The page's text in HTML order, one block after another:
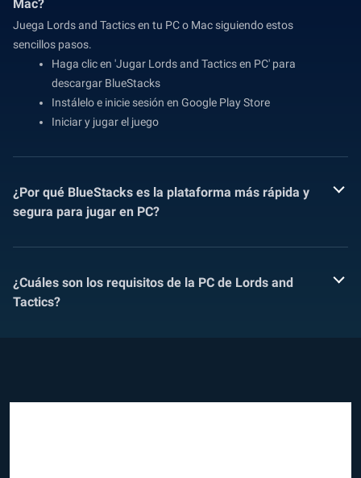
Mac?
Juega Lords and Tactics en tu PC o Mac siguiendo estos
sencillos pasos.
Haga clic en 'Jugar Lords and Tactics en PC' para
descargar BlueStacks
Instálelo e inicie sesión en Google Play Store
Iniciar y jugar el juego
¿Por qué BlueStacks es la plataforma más rápida y
segura para jugar en PC?
¿Cuáles son los requisitos de la PC de Lords and
Tactics?